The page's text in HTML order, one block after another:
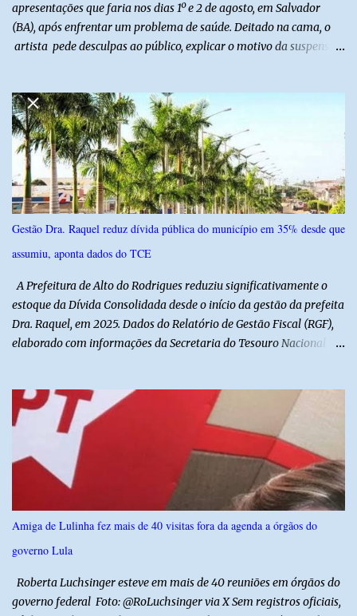
apresentações que faria nos dias 1º e 2 de agosto, em Salvador
(BA), após enfrentar um problema de saúde. Deitado na cama, o
artista pede desculpas ao público, explicar o motivo da suspensão
impossível viajar e subir ao palco. O comediante contou que
precisou ser levado a um hospital depois de perder a capacidade
de andar normalmente. “Eu não estou conseguindo nem me
levantar direito da cama. É um processo muito dolorido”, relatou o
humorista. Durante o atendimento médico, o humorista foi
diagnosticado com “bico de papagaio” na região da coluna. De
acordo com ele, os laudos médicos já foram encaminhados à
equipe responsável, que acompanha o tratamento. Zé Lezin
afirmou ainda que está passando por um tratamento intenso, com
revelou ...
Gestão Dra. Raquel reduz dívida pública do município em 35% desde que
assumiu, aponta dados do TCE
A Prefeitura de Alto do Rodrigues reduziu significativamente o
estoque da Dívida Consolidada desde o início da gestão da prefeita
Dra. Raquel, em 2025. Dados do Relatório de Gestão Fiscal (RGF),
elaborado com informações da Secretaria do Tesouro Nacional
2024. Ao final de 2025, esse passivo já havia caído para R$
13.239.208,81. No primeiro semestre de 2026, o valor voltou a
recuar, chegando a R$ 12.357.336,09. Na comparação entre o
encerramento da gestão anterior e o primeiro semestre de 2026, a
redução foi de R$ 6.583.599,79, equivalente a aproximadamente
34,8% do estoque da dívida. Os números também mostram que o
município conseguiu manter a trajetória de queda durante a atual
administração. Apenas no primeiro semestre de 2026, a dívida foi
reduzida em R$ 881.872,72 em relação ao saldo do exercício
Amiga de Lulinha fez mais de 40 visitas fora da agenda a órgãos do
governo Lula
Roberta Luchsinger esteve em mais de 40 reuniões em órgãos do
governo federal Foto: @RoLuchsinger via X Sem registros oficiais,